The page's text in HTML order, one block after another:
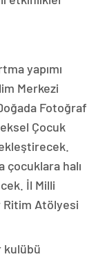
yapımı
Merkezi
Fotoğraf
Çocuk
çocuklara halı
İl Milli
Ritim Atölyesi
kulübü